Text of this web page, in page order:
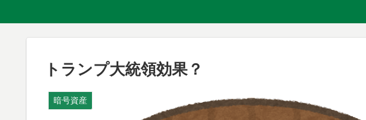
トランプ大統領効果？
暗号資産